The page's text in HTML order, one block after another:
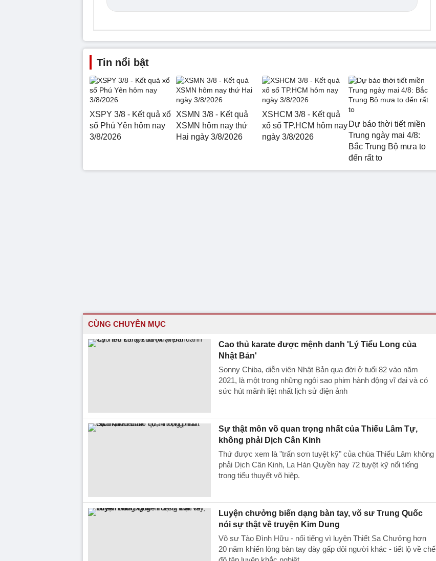
Tin nổi bật
XSPY 3/8 - Kết quả xổ
số Phú Yên hôm nay
3/8/2026
XSMN 3/8 - Kết quả
XSMN hôm nay thứ
Hai ngày 3/8/2026
XSHCM 3/8 - Kết quả
xổ số TP.HCM hôm nay
ngày 3/8/2026
Dự báo thời tiết miền
Trung ngày mai 4/8:
Bắc Trung Bộ mưa to
đến rất to
CÙNG CHUYÊN MỤC
Cao thủ karate được mệnh danh 'Lý Tiểu Long của
Nhật Bản'
Sonny Chiba, diễn viên Nhật Bản qua đời ở tuổi 82 vào năm
2021, là một trong những ngôi sao phim hành động vĩ đại và có
sức hút mãnh liệt nhất lịch sử điện ảnh
Sự thật môn võ quan trọng nhất của Thiếu Lâm Tự,
không phải Dịch Cân Kinh
Thứ được xem là "trấn sơn tuyệt kỹ" của chùa Thiếu Lâm không
phải Dịch Cân Kinh, La Hán Quyền hay 72 tuyệt kỹ nổi tiếng
trong tiểu thuyết võ hiệp.
Luyện chưởng biến dạng bàn tay, võ sư Trung Quốc
nói sự thật về truyện Kim Dung
Võ sư Tào Đình Hữu - nổi tiếng vì luyện Thiết Sa Chưởng hơn
20 năm khiến lòng bàn tay dày gấp đôi người khác - tiết lộ về chế